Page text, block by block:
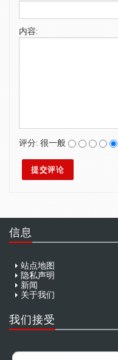
CUSTOM DESIGN (OEM)
内容:
评分: 很一般
信息
站点地图
隐私声明
新闻
关于我们
我们接受